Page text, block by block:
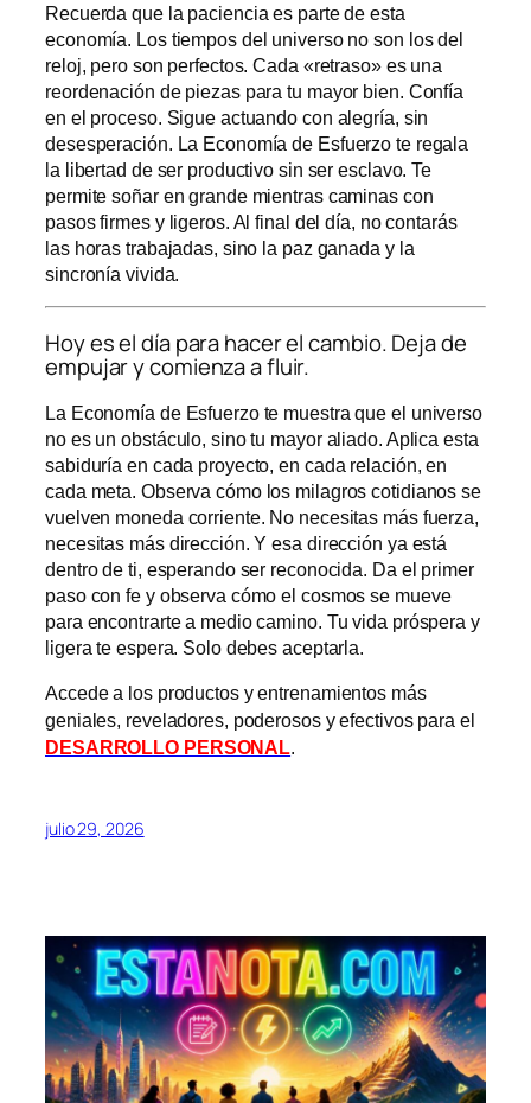
Recuerda que la paciencia es parte de esta
economía. Los tiempos del universo no son los del
reloj, pero son perfectos. Cada «retraso» es una
reordenación de piezas para tu mayor bien. Confía
en el proceso. Sigue actuando con alegría, sin
desesperación. La Economía de Esfuerzo te regala
la libertad de ser productivo sin ser esclavo. Te
permite soñar en grande mientras caminas con
pasos firmes y ligeros. Al final del día, no contarás
las horas trabajadas, sino la paz ganada y la
sincronía vivida.
Hoy es el día para hacer el cambio. Deja de
empujar y comienza a fluir.
La Economía de Esfuerzo te muestra que el universo
no es un obstáculo, sino tu mayor aliado. Aplica esta
sabiduría en cada proyecto, en cada relación, en
cada meta. Observa cómo los milagros cotidianos se
vuelven moneda corriente. No necesitas más fuerza,
necesitas más dirección. Y esa dirección ya está
dentro de ti, esperando ser reconocida. Da el primer
paso con fe y observa cómo el cosmos se mueve
para encontrarte a medio camino. Tu vida próspera y
ligera te espera. Solo debes aceptarla.
Accede a los productos y entrenamientos más
geniales, reveladores, poderosos y efectivos para el
DESARROLLO PERSONAL.
julio 29, 2026